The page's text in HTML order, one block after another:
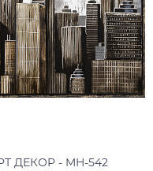
ДЕКОР - MH-542